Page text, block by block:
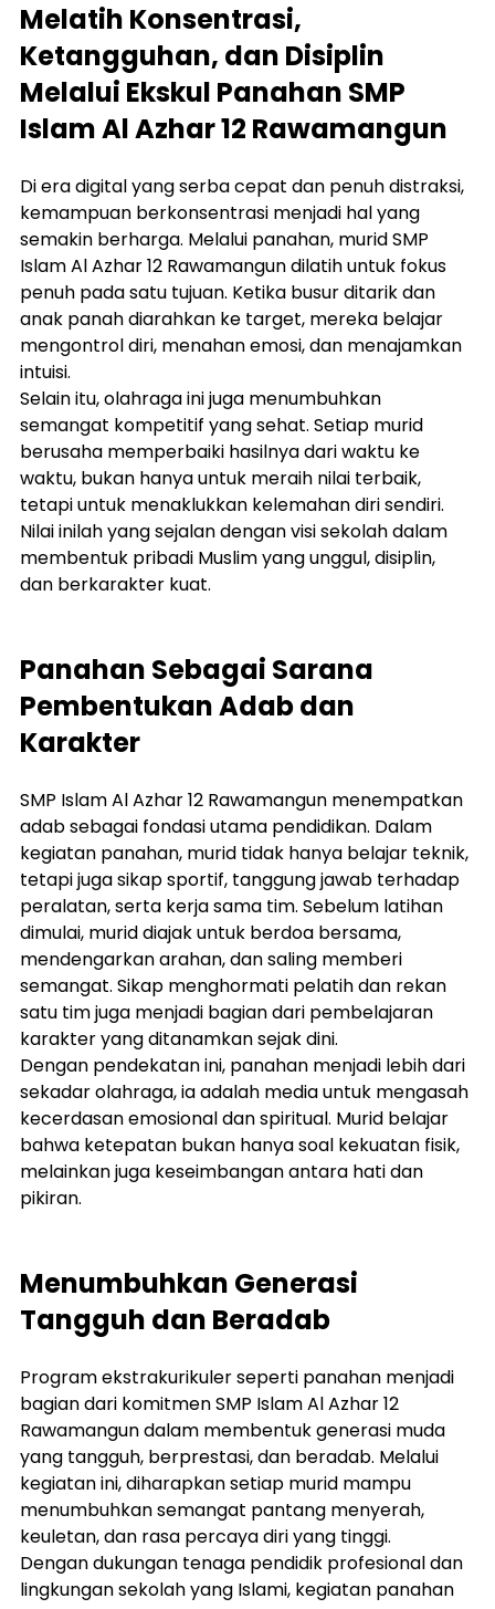
Melatih Konsentrasi,
Ketangguhan, dan Disiplin
Melalui Ekskul Panahan SMP
Islam Al Azhar 12 Rawamangun
Di era digital yang serba cepat dan penuh distraksi,
kemampuan berkonsentrasi menjadi hal yang
semakin berharga. Melalui panahan, murid SMP
Islam Al Azhar 12 Rawamangun dilatih untuk fokus
penuh pada satu tujuan. Ketika busur ditarik dan
anak panah diarahkan ke target, mereka belajar
mengontrol diri, menahan emosi, dan menajamkan
intuisi.
Selain itu, olahraga ini juga menumbuhkan
semangat kompetitif yang sehat. Setiap murid
berusaha memperbaiki hasilnya dari waktu ke
waktu, bukan hanya untuk meraih nilai terbaik,
tetapi untuk menaklukkan kelemahan diri sendiri.
Nilai inilah yang sejalan dengan visi sekolah dalam
membentuk pribadi Muslim yang unggul, disiplin,
dan berkarakter kuat.
Panahan Sebagai Sarana
Pembentukan Adab dan
Karakter
SMP Islam Al Azhar 12 Rawamangun menempatkan
adab sebagai fondasi utama pendidikan. Dalam
kegiatan panahan, murid tidak hanya belajar teknik,
tetapi juga sikap sportif, tanggung jawab terhadap
peralatan, serta kerja sama tim. Sebelum latihan
dimulai, murid diajak untuk berdoa bersama,
mendengarkan arahan, dan saling memberi
semangat. Sikap menghormati pelatih dan rekan
satu tim juga menjadi bagian dari pembelajaran
karakter yang ditanamkan sejak dini.
Dengan pendekatan ini, panahan menjadi lebih dari
sekadar olahraga, ia adalah media untuk mengasah
kecerdasan emosional dan spiritual. Murid belajar
bahwa ketepatan bukan hanya soal kekuatan fisik,
melainkan juga keseimbangan antara hati dan
pikiran.
Menumbuhkan Generasi
Tangguh dan Beradab
Program ekstrakurikuler seperti panahan menjadi
bagian dari komitmen SMP Islam Al Azhar 12
Rawamangun dalam membentuk generasi muda
yang tangguh, berprestasi, dan beradab. Melalui
kegiatan ini, diharapkan setiap murid mampu
menumbuhkan semangat pantang menyerah,
keuletan, dan rasa percaya diri yang tinggi.
Dengan dukungan tenaga pendidik profesional dan
lingkungan sekolah yang Islami, kegiatan panahan